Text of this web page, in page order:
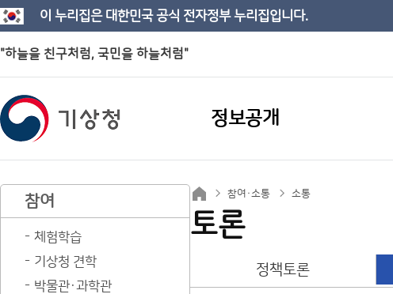
이 누리집은 대한민국 공식 전자정부 누리집입니다.
"하늘을 친구처럼, 국민을 하늘처럼"
정보공개
참여
체험학습
기상청 견학
박물관·과학관
참여·소통 소통
토론
정책토론